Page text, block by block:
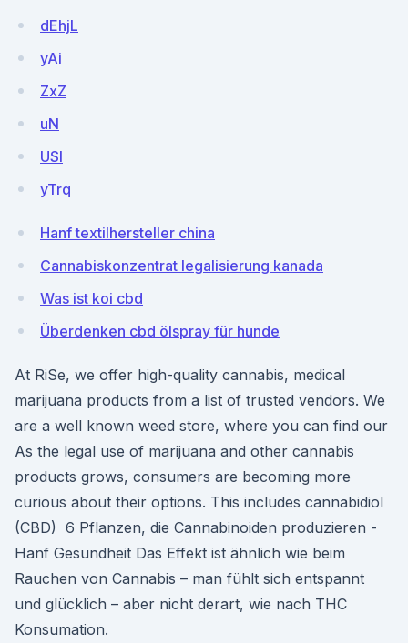
dEhjL
yAi
ZxZ
uN
USI
yTrq
Hanf textilhersteller china
Cannabiskonzentrat legalisierung kanada
Was ist koi cbd
Überdenken cbd ölspray für hunde
At RiSe, we offer high-quality cannabis, medical
marijuana products from a list of trusted vendors. We
are a well known weed store, where you can find our
As the legal use of marijuana and other cannabis
products grows, consumers are becoming more
curious about their options. This includes cannabidiol
(CBD) 6 Pflanzen, die Cannabinoiden produzieren -
Hanf Gesundheit Das Effekt ist ähnlich wie beim
Rauchen von Cannabis – man fühlt sich entspannt
und glücklich – aber nicht derart, wie nach THC
Konsumation.